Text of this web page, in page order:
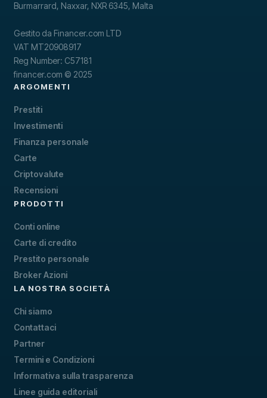
Burmarrard, Naxxar, NXR 6345, Malta
Gestito da Financer.com LTD
VAT MT20908917
Reg Number: C57181
financer.com © 2025
ARGOMENTI
Prestiti
Investimenti
Finanza personale
Carte
Criptovalute
Recensioni
PRODOTTI
Conti online
Carte di credito
Prestito personale
Broker Azioni
LA NOSTRA SOCIETÀ
Chi siamo
Contattaci
Partner
Termini e Condizioni
Informativa sulla trasparenza
Linee guida editoriali